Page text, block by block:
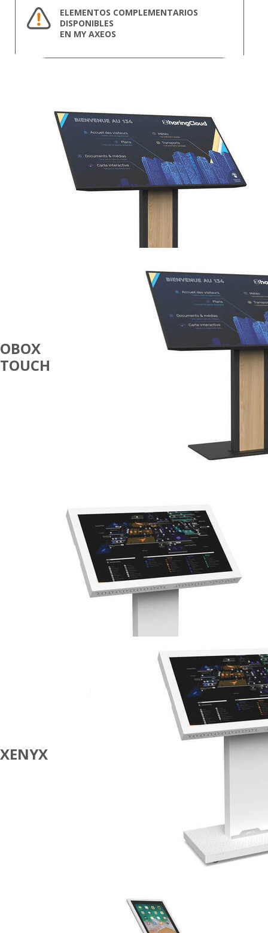
ELEMENTOS COMPLEMENTARIOS
DISPONIBLES
EN MY AXEOS
OBOX
TOUCH
XENYX